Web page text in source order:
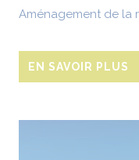
Aménagement de la
EN SAVOIR PLUS